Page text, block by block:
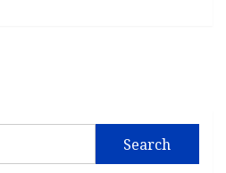
Search